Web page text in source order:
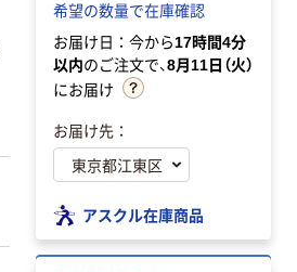
希望の数量で在庫確認
お届け日：今から17時間4分
以内のご注文で、8月11日（火）
にお届け
お届け先：
アスクル在庫商品